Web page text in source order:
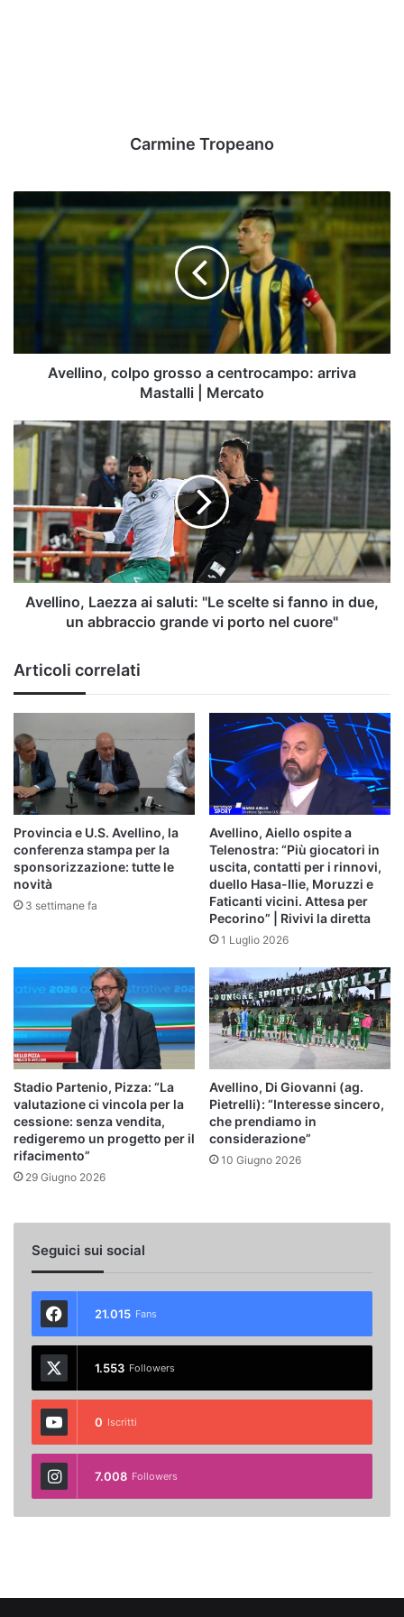
Carmine Tropeano
colpo
grosso
a
centrocampo:
|
Mercato
Avellino, colpo grosso a centrocampo: arriva
Mastalli | Mercato
Avellino,
Laezza
saluti:
"Le
scelte
fanno
in
due,
vi
porto
nel
cuore"
Avellino, Laezza ai saluti: "Le scelte si fanno in due,
un abbraccio grande vi porto nel cuore"
Articoli correlati
Provincia e U.S. Avellino, la
conferenza stampa per la
sponsorizzazione: tutte le
novità
3 settimane fa
Avellino, Aiello ospite a
Telenostra: “Più giocatori in
uscita, contatti per i rinnovi,
duello Hasa-Ilie, Moruzzi e
Faticanti vicini. Attesa per
Pecorino” | Rivivi la diretta
1 Luglio 2026
Stadio Partenio, Pizza: “La
valutazione ci vincola per la
cessione: senza vendita,
redigeremo un progetto per il
rifacimento”
29 Giugno 2026
Avellino, Di Giovanni (ag.
Pietrelli): “Interesse sincero,
che prendiamo in
considerazione”
10 Giugno 2026
Seguici sui social
21.015 Fans
1.553 Followers
0 Iscritti
7.008 Followers